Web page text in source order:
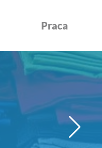
Praca